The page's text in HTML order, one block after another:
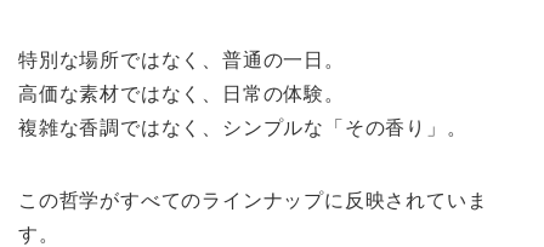
特別な場所ではなく、普通の一日。
高価な素材ではなく、日常の体験。
複雑な香調ではなく、シンプルな「その香り」。
この哲学がすべてのラインナップに反映されていま
す。